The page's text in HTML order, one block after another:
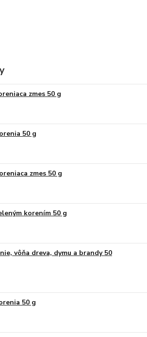
zmes 50 g
50 g
zmes 50 g
korením 50 g
vôňa dreva, dymu a brandy 50
50 g